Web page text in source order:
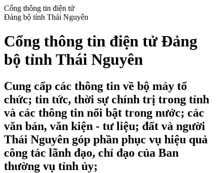
Cổng thông tin điện tử
Đảng bộ tỉnh Thái Nguyên
Cổng thông tin điện tử Đảng
bộ tỉnh Thái Nguyên
Cung cấp các thông tin về bộ máy tổ
chức; tin tức, thời sự chính trị trong tỉnh
và các thông tin nổi bật trong nước; các
văn bản, văn kiện - tư liệu; đất và người
Thái Nguyên góp phần phục vụ hiệu quả
công tác lãnh đạo, chỉ đạo của Ban
thường vụ tỉnh ủy;